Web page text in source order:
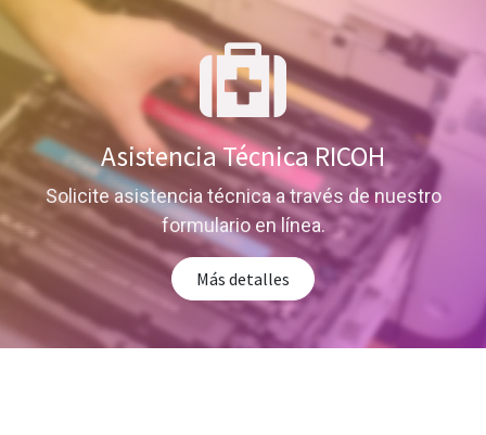
Asistencia Técnica RICOH
Solicite asistencia técnica a través de nuestro
formulario en línea.
Más detalles